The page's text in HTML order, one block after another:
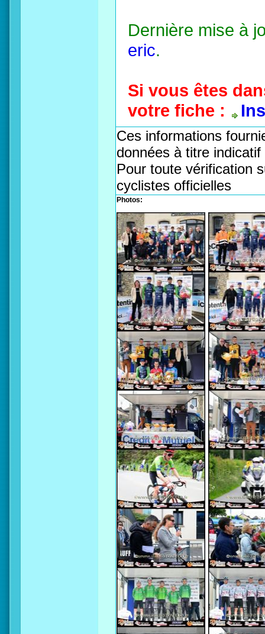
Dernière mise à
eric.
Si vous êtes
votre fiche :
Ces informations
données à titre
Pour toute vérification
cyclistes officielles
Photos: